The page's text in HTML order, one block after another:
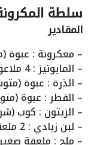
سلطة
المقادير
– معكرونة :
– المايونيز : 4 ملاعق كبيرة
– الذرة : عبوة
– الفطر : عبوة
– الزيتون : كوب
– لبن زبادي : 2 ملعقة كبيرة
– ملح : ملعقة